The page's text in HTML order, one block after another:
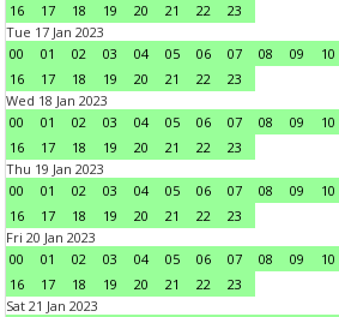
16
17 18 19 20 21 22
23
Tue 17 Jan 2023
00
01 02 03 04 05 06 07 08 09 10
16
17 18 19 20 21 22
23
Wed 18 Jan 2023
00
01 02 03 04 05 06 07 08 09 10
16
17 18 19 20 21 22
23
Thu 19 Jan 2023
00
01 02 03 04 05 06 07 08 09 10
16
17 18 19 20 21 22
23
Fri 20 Jan 2023
00
01 02 03 04 05 06 07 08 09 10
16
17 18 19 20 21 22
23
Sat 21 Jan 2023